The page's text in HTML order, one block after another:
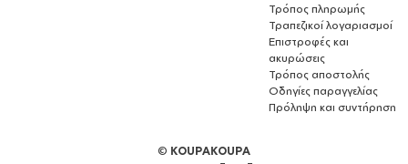
Τρόπος πληρωμής
Τραπεζικοί λογαριασμοί
Επιστροφές και
ακυρώσεις
Τρόπος αποστολής
Οδηγίες παραγγελίας
Πρόληψη και συντήρηση
© KOUPAKOUPA